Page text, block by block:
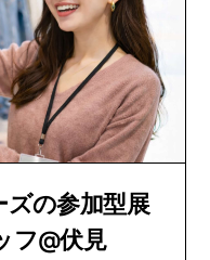
ズの参加型展
フ@伏見